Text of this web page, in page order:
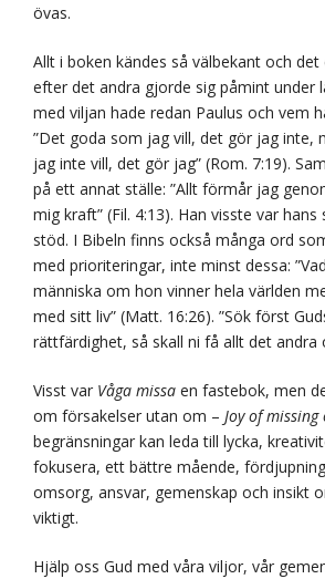
övas.
Allt i boken kändes så välbekant och
efter det andra gjorde sig påmint under
med viljan hade redan Paulus och vem
”Det goda som jag vill, det gör jag inte,
jag inte vill, det gör jag” (Rom. 7:19).
på ett annat ställe: ”Allt förmår jag
mig kraft” (Fil. 4:13). Han visste var
stöd. I Bibeln finns också många ord
med prioriteringar, inte minst dessa:
människa om hon vinner hela världen
med sitt liv” (Matt. 16:26). ”Sök först
rättfärdighet, så skall ni få allt det andra
Visst var Våga missa en fastebok, men
om försakelser utan om – Joy of missing
begränsningar kan leda till lycka,
fokusera, ett bättre mående,
omsorg, ansvar, gemenskap och insikt
viktigt.
Hjälp oss Gud med våra viljor, vår